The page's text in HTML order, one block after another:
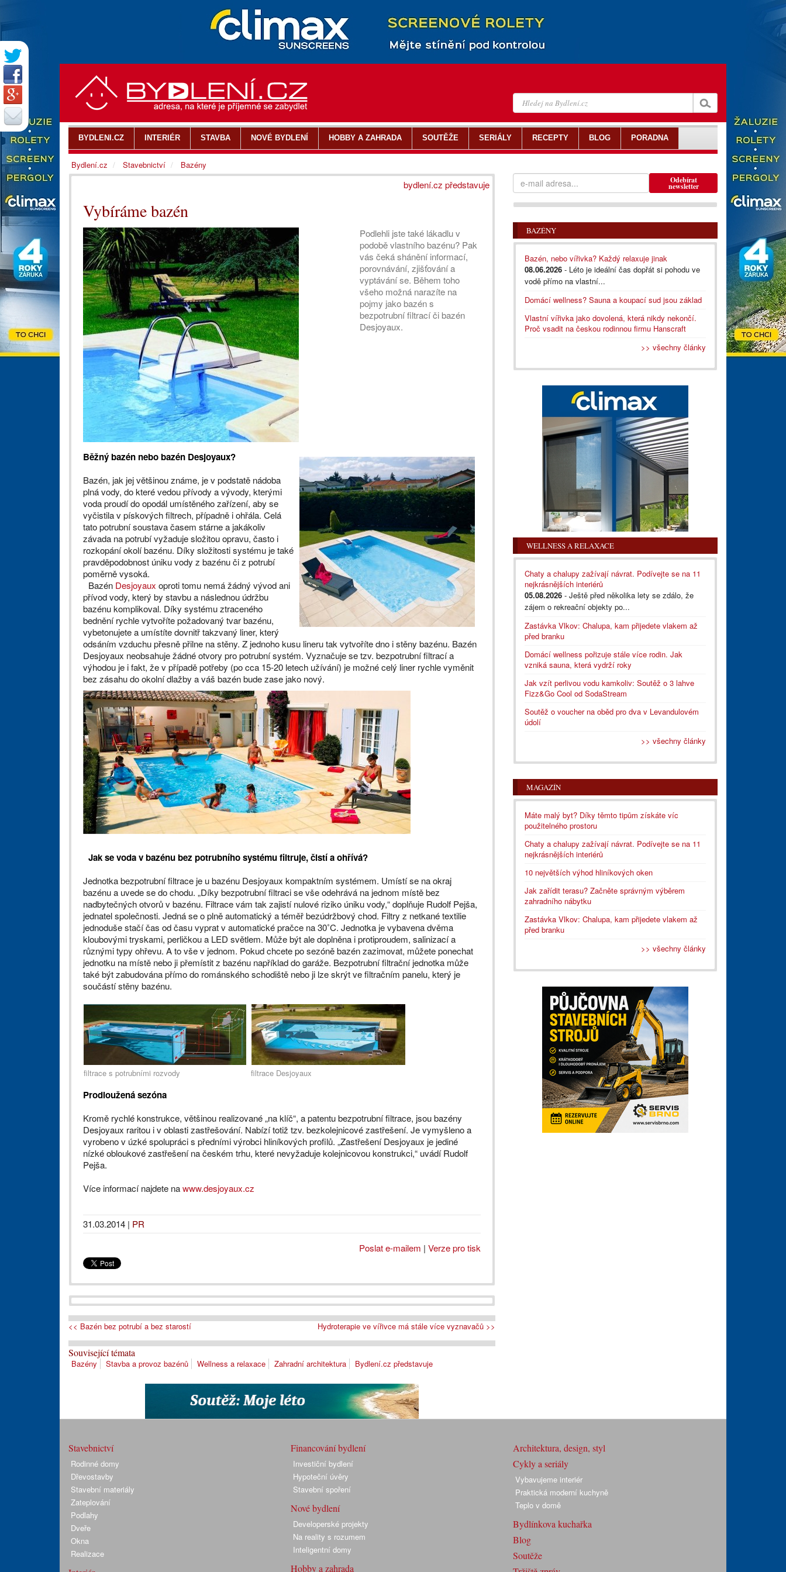
bydlení.cz představuje
Vybíráme bazén
Podlehli jste také lákadlu v
podobě vlastního bazénu? Pak
vás čeká shánění informací,
porovnávání, zjišťování a
vyptávání se. Během toho
všeho možná narazíte na
pojmy jako bazén s
bezpotrubní filtrací či bazén
Desjoyaux.
Běžný bazén nebo bazén Desjoyaux?
Bazén, jak jej většinou známe, je v podstatě nádoba
plná vody, do které vedou přívody a vývody, kterými
voda proudí do opodál umístěného zařízení, aby se
vyčistila v pískových filtrech, případně i ohřála. Celá
tato potrubní soustava časem stárne a jakákoliv
závada na potrubí vyžaduje složitou opravu, často i
rozkopání okolí bazénu. Díky složitosti systému je také
pravděpodobnost úniku vody z bazénu či z potrubí
poměrně vysoká.
Bazén Desjoyaux oproti tomu nemá žádný vývod ani
přívod vody, který by stavbu a následnou údržbu
bazénu komplikoval. Díky systému ztraceného
bednění rychle vytvoříte požadovaný tvar bazénu,
vybetonujete a umístíte dovnitř takzvaný liner, který
odsáním vzduchu přesně přilne na stěny. Z jednoho kusu lineru tak vytvoříte dno i stěny bazénu. Bazén
Desjoyaux neobsahuje žádné otvory pro potrubní systém. Vyznačuje se tzv. bezpotrubní filtrací a
výhodou je i fakt, že v případě potřeby (po cca 15-20 letech užívání) je možné celý liner rychle vyměnit
bez zásahu do okolní dlažby a váš bazén bude zase jako nový.
Jak se voda v bazénu bez potrubního systému filtruje, čistí a ohřívá?
Jednotka bezpotrubní filtrace je u bazénu Desjoyaux kompaktním systémem. Umístí se na okraj
bazénu a uvede se do chodu. „Díky bezpotrubní filtraci se vše odehrává na jednom místě bez
nadbytečných otvorů v bazénu. Filtrace vám tak zajistí nulové riziko úniku vody,“ doplňuje Rudolf Pejša,
jednatel společnosti. Jedná se o plně automatický a téměř bezúdržbový chod. Filtry z netkané textilie
jednoduše stačí čas od času vyprat v automatické pračce na 30˚C. Jednotka je vybavena dvěma
kloubovými tryskami, perličkou a LED světlem. Může být ale doplněna i protiproudem, salinizací a
různými typy ohřevu. A to vše v jednom. Pokud chcete po sezóně bazén zazimovat, můžete ponechat
jednotku na místě nebo ji přemístit z bazénu například do garáže. Bezpotrubní filtrační jednotka může
také být zabudována přímo do románského schodiště nebo ji lze skrýt ve filtračním panelu, který je
součástí stěny bazénu.
filtrace s potrubními rozvody filtrace Desjoyaux
Prodloužená sezóna
Kromě rychlé konstrukce, většinou realizované „na klíč“, a patentu bezpotrubní filtrace, jsou bazény
Desjoyaux raritou i v oblasti zastřešování. Nabízí totiž tzv. bezkolejnicové zastřešení. Je vymyšleno a
vyrobeno v úzké spolupráci s předními výrobci hliníkových profilů. „Zastřešení Desjoyaux je jediné
nízké obloukové zastřešení na českém trhu, které nevyžaduje kolejnicovou konstrukci,“ uvádí Rudolf
Pejša.
Více informací najdete nawww.desjoyaux.cz
31.03.2014 | PR
Poslat e-mailem | Verze pro tisk
<< Bazén bez potrubí a bez starostí Hydroterapie ve vířivce má stále více vyznavačů >>
Související témata
Bazény Stavba a provoz bazénů Wellness a relaxace Zahradní architektura Bydlení.cz představuje
Odebírat
newsletter
BAZÉNY
Bazén, nebo vířivka? Každý relaxuje jinak
08.06.2026 - Léto je ideální čas dopřát si pohodu ve
vodě přímo na vlastní...
Domácí wellness? Sauna a koupací sud jsou základ
Vlastní vířivka jako dovolená, která nikdy nekončí.
Proč vsadit na českou rodinnou firmu Hanscraft
>> všechny články
WELLNESS A RELAXACE
Chaty a chalupy zažívají návrat. Podívejte se na 11
nejkrásnějších interiérů
05.08.2026 - Ještě před několika lety se zdálo, že
zájem o rekreační objekty po...
Zastávka Vlkov: Chalupa, kam přijedete vlakem až
před branku
Domácí wellness pořizuje stále více rodin. Jak
vzniká sauna, která vydrží roky
Jak vzít perlivou vodu kamkoliv: Soutěž o 3 lahve
Fizz&Go Cool od SodaStream
Soutěž o voucher na oběd pro dva v Levandulovém
údolí
>> všechny články
MAGAZÍN
Máte malý byt? Díky těmto tipům získáte víc
použitelného prostoru
Chaty a chalupy zažívají návrat. Podívejte se na 11
nejkrásnějších interiérů
10 největších výhod hliníkových oken
Jak zařídit terasu? Začněte správným výběrem
zahradního nábytku
Zastávka Vlkov: Chalupa, kam přijedete vlakem až
před branku
>> všechny články
BYDLENI.CZ INTERIÉR STAVBA NOVÉ BYDLENÍ HOBBY A ZAHRADA SOUTĚŽE SERIÁLY RECEPTY BLOG PORADNA
Bydlení.cz Stavebnictví Bazény
Stavebnictví
Rodinné domy
Dřevostavby
Stavební materiály
Zateplování
Podlahy
Dveře
Okna
Realizace
Financování bydlení
Investiční bydlení
Hypoteční úvěry
Stavební spoření
Nové bydlení
Developerské projekty
Na reality s rozumem
Inteligentní domy
Hobby a zahrada
Architektura, design, styl
Cykly a seriály
Vybavujeme interiér
Praktická moderní kuchyně
Teplo v domě
Bydlínkova kuchařka
Blog
Soutěže